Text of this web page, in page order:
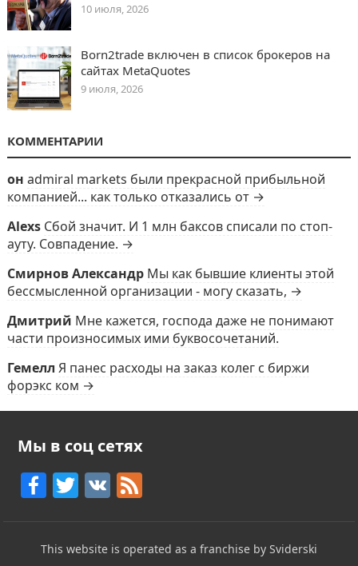
10 июля, 2026
Born2trade включен в список брокеров на
сайтах MetaQuotes
9 июля, 2026
КОММЕНТАРИИ
он admiral markets были прекрасной прибыльной
компанией... как только отказались от →
Alexs Сбой значит. И 1 млн баксов списали по стоп-
ауту. Совпадение. →
Смирнов Александр Мы как бывшие клиенты этой
бессмысленной организации - могу сказать, →
Дмитрий Мне кажется, господа даже не понимают
части произносимых ими буквосочетаний.
Гемелл Я панес расходы на заказ колег с биржи
форэкс ком →
Мы в соц сетях
F
c
T
itt
V F
e
This website is operated as a franchise by Sviderski